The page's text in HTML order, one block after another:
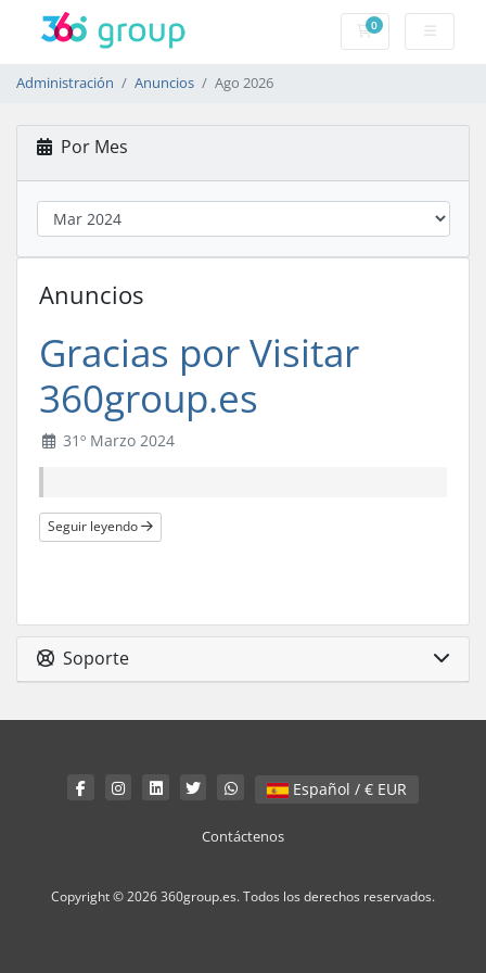
0Carro de Pedidos
Administración Anuncios Ago 2026
Por Mes
Anuncios
Gracias por Visitar
360group.es
31º Marzo 2024
Seguir leyendo
Soporte
Español / € EUR
Contáctenos
Copyright © 2026 360group.es. Todos los derechos reservados.